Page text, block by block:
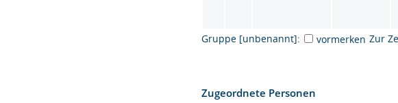
Gruppe [unbenannt]:
vormerken Zur
Zugeordnete Personen